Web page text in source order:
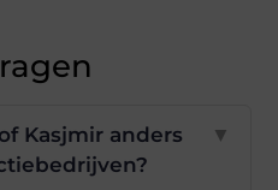
Kasjmir anders
▼